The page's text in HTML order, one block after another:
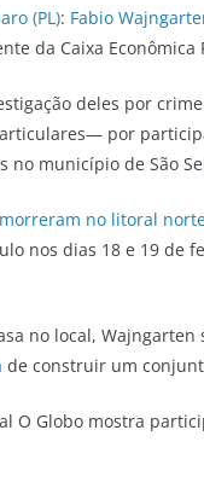
(PL): Fabio
da Caixa Econômica
deles por
por
município de São
no litoral
nos dias 18 e 19 de
no local, Wajngarten
de construir um
O Globo mostra